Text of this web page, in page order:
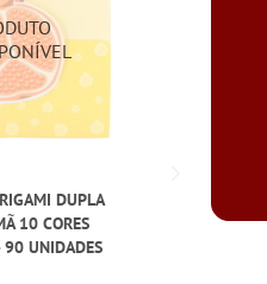
DUPLA
10 CORES
UNIDADES
PAPEL
FACE